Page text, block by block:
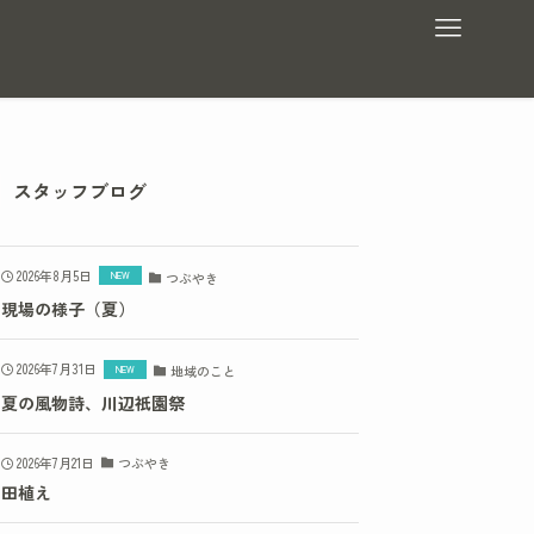
スタッフブログ
2026年8月5日 つぶやき
現場の様子（夏）
2026年7月31日 地域のこと
夏の風物詩、川辺祇園祭
2026年7月21日 つぶやき
田植え